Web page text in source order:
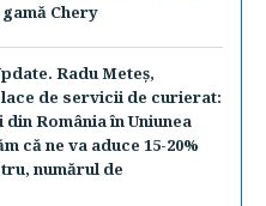
Chery
Radu Meteş,
de servicii de curierat:
România în Uniunea
că ne va aduce 15-20%
numărul de